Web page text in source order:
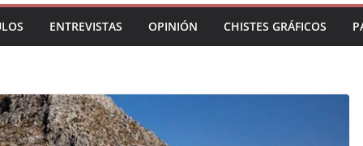
ENTREVISTAS OPINIÓN CHISTES GRÁFICOS